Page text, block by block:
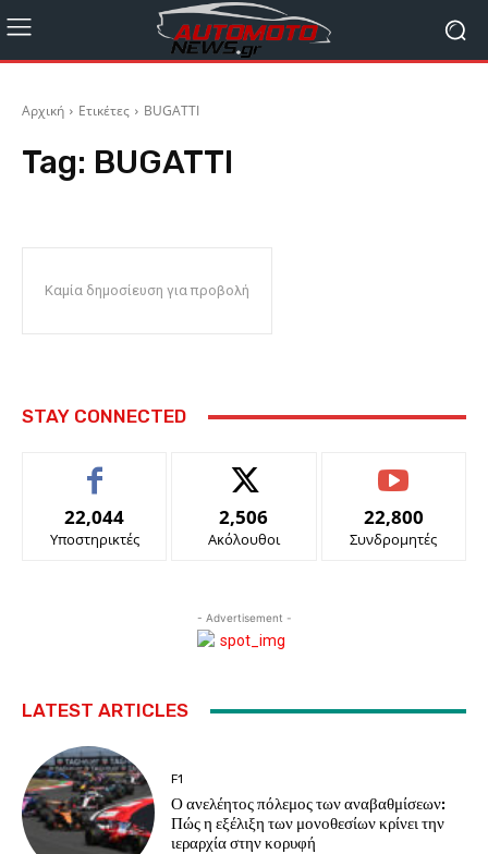
Αρχική Ετικέτες BUGATTI
Tag: BUGATTI
Καμία δημοσίευση για προβολή
STAY CONNECTED
22,044
Υποστηρικτές
2,506
Ακόλουθοι
22,800
Συνδρομητές
- Advertisement -
LATEST ARTICLES
F1
Ο ανελέητος πόλεμος των αναβαθμίσεων:
Πώς η εξέλιξη των μονοθεσίων κρίνει την
ιεραρχία στην κορυφή